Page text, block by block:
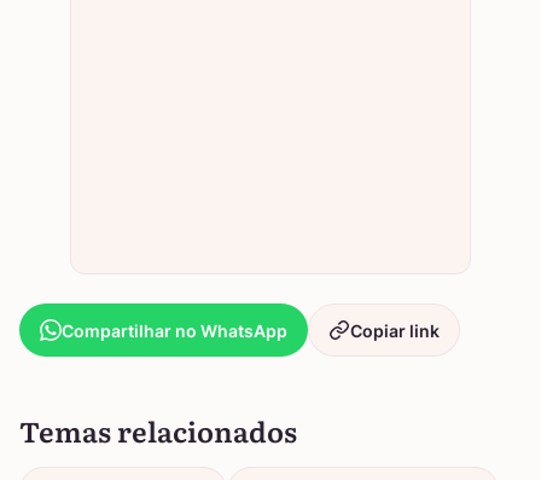
Compartilhar no WhatsApp Copiar link
Temas relacionados